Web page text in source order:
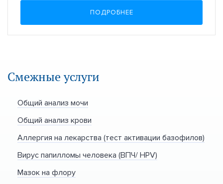
ПОДРОБНЕЕ
Смежные услуги
Общий анализ мочи
Общий анализ крови
Аллергия на лекарства (тест активации базофилов)
Вирус папилломы человека (ВПЧ/ HPV)
Мазок на флору